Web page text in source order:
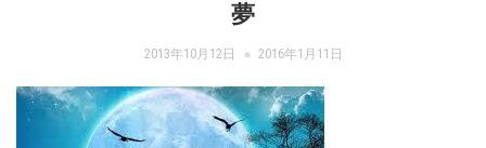
夢
2013年10月12日 2016年1月11日